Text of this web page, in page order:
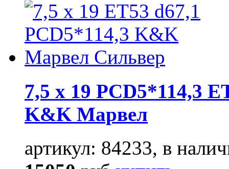
7,5 x 19 PCD5*114,3
K&K Марвел
артикул: 84233, в